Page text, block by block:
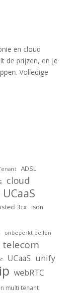
en cloud
de prijzen, en je
Volledige
ADSL
cloud
3cx isdn
onbeperkt bellen
telecom
UCaaS unify
webRTC
multi tenant